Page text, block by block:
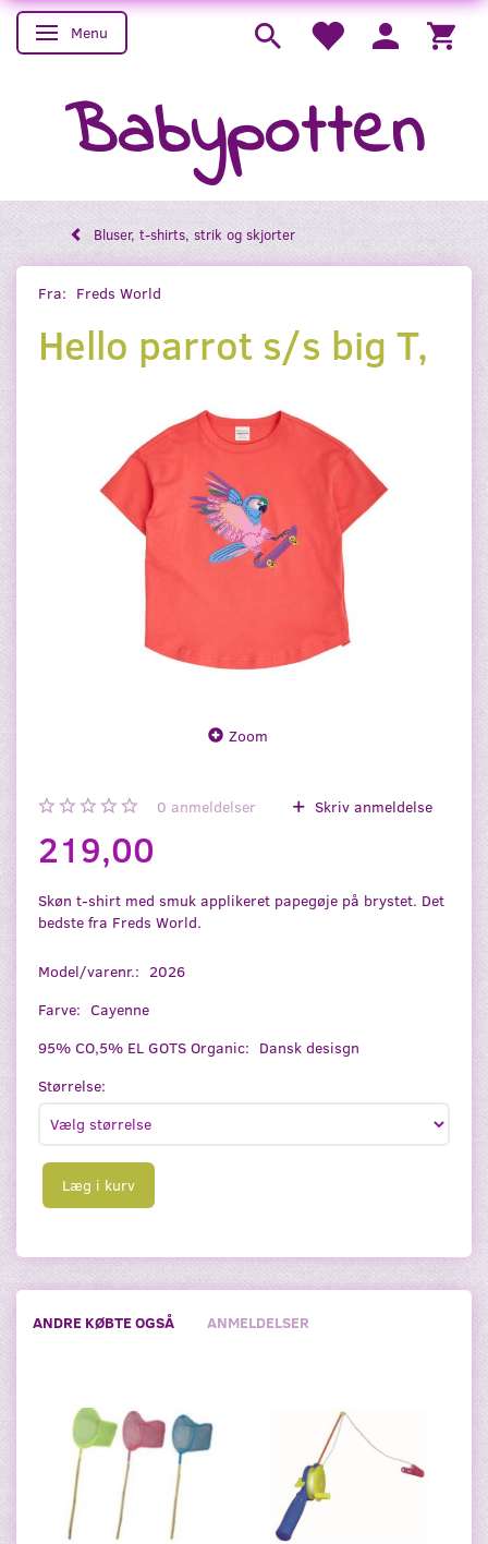
Skifte navigation
Menu
Babypotten
Bluser, t-shirts, strik og skjorter
Fra: Freds World
Hello parrot s/s big T,
Zoom
0 anmeldelser Skriv anmeldelse
219,00
Skøn t-shirt med smuk applikeret papegøje på brystet. Det
bedste fra Freds World.
Model/varenr.: 2026
Farve: Cayenne
95% CO,5% EL GOTS Organic: Dansk desisgn
Størrelse:
Læg i kurv
ANDRE KØBTE OGSÅ ANMELDELSER